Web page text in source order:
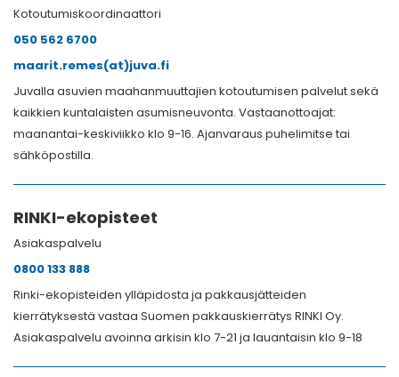
Kotoutumiskoordinaattori
050 562 6700
maarit.remes(at)juva.fi
Juvalla asuvien maahanmuuttajien kotoutumisen palvelut sekä
kaikkien kuntalaisten asumisneuvonta. Vastaanottoajat:
maanantai-keskiviikko klo 9-16. Ajanvaraus puhelimitse tai
sähköpostilla.
RINKI-ekopisteet
Asiakaspalvelu
0800 133 888
Rinki-ekopisteiden ylläpidosta ja pakkausjätteiden
kierrätyksestä vastaa Suomen pakkauskierrätys RINKI Oy.
Asiakaspalvelu avoinna arkisin klo 7-21 ja lauantaisin klo 9-18